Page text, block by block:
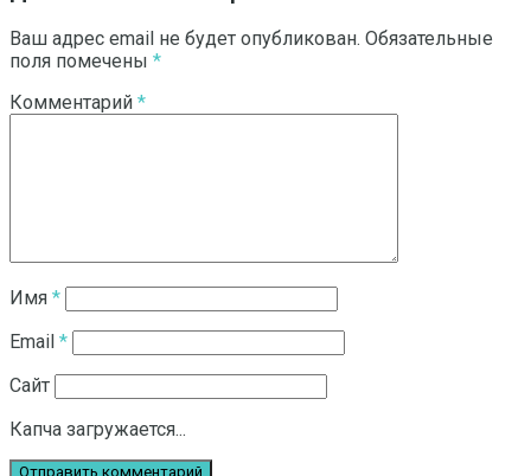
Ваш адрес email не будет опубликован. Обязательные
поля помечены *
Комментарий *
Имя *
Email *
Сайт
Капча загружается...